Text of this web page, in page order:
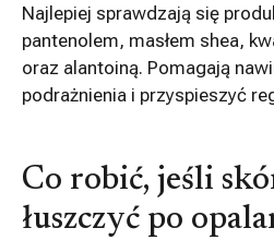
Najlepiej sprawdzają się
pantenolem, masłem shea,
oraz alantoiną. Pomagają
podrażnienia i przyspieszyć
Co robić, jeśli
łuszczyć po